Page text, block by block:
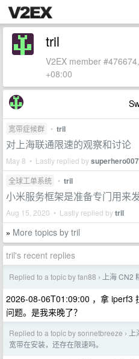
tril
V2EX member
+08:00
宽带症候群 • tril
对上海联通限速的观察和讨论
May 8 • Lastly replied bysuperhero007
全球工单系统 • tril
小米服务框架是准备专门用来
Aug 15, 2020 • Lastly replied bytril
» More topics by tril
tril's recent replies
Replied to a topic by fan88 › 上海 CN2
2026-08-06T01:09:00 ，拿 iperf3
问题。是我来晚了？
Replied to a topic by sonnetbreeze ›
宽带在安装，还存在限速吗。